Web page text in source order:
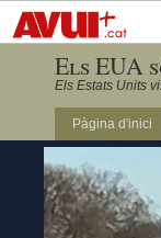
Els EUA
Els Estats Units
Pàgina d'inici